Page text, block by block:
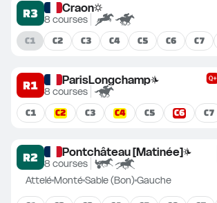
R3 Craon
8 courses
C1 C2 C3 C4 C5 C6 C7
R1 ParisLongchamp
8 courses
C1 C2 C3 C4 C5 C6 C7
R2 Pontchâteau [Matinée]
8 courses
AtteléMontéSable (Bon)Gauche